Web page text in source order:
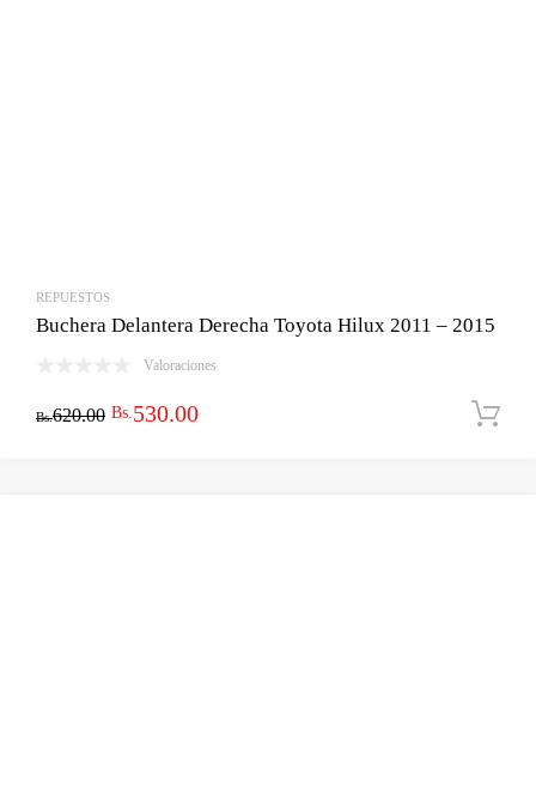
REPUESTOS
Buchera Delantera Derecha Toyota Hilux 2011 – 2015
Valoraciones
Bs.620.00 El
Bs. 530.00El